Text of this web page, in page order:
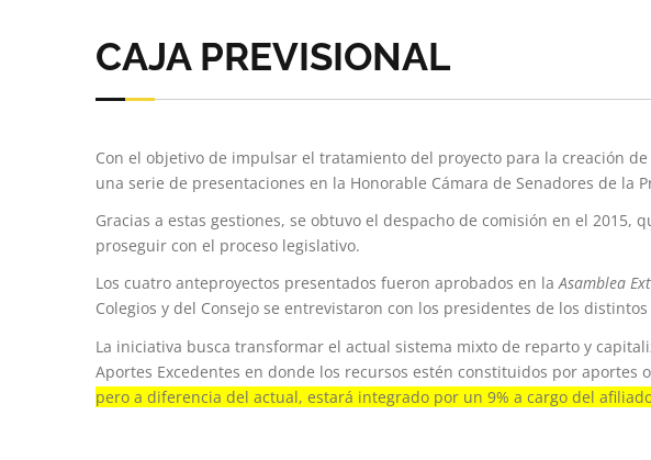
CAJA PREVISIONAL
Con el objetivo de impulsar el tratamiento del proyecto para la creación de
una serie de presentaciones en la Honorable Cámara de Senadores de la
Gracias a estas gestiones, se obtuvo el despacho de comisión en el
proseguir con el proceso legislativo.
Los cuatro anteproyectos presentados fueron aprobados en laAsamblea
Colegios y del Consejo se entrevistaron con los presidentes de los
La iniciativa busca transformar el actual sistema mixto de reparto y
Aportes Excedentes en donde los recursos estén constituidos por aportes
pero a diferencia del actual, estará integrado por un 9% a cargo del